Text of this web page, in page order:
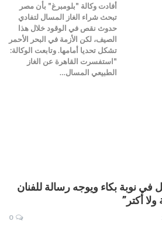
أفادت وكالة "بلومبرغ" بأن مصر
تبحث شراء الغاز المسال لتفادي
حدوث نقص في الوقود خلال هذا
الصيف، لكن الأزمة في البحر الأحمر
تشكل تحديا أمامها. وتابعت الوكالة:
"استفسرت القاهرة عن الغاز
الطبيعي المسال…
في نوبة بكاء ويوجه رسالة للفنان
أكتر”
0